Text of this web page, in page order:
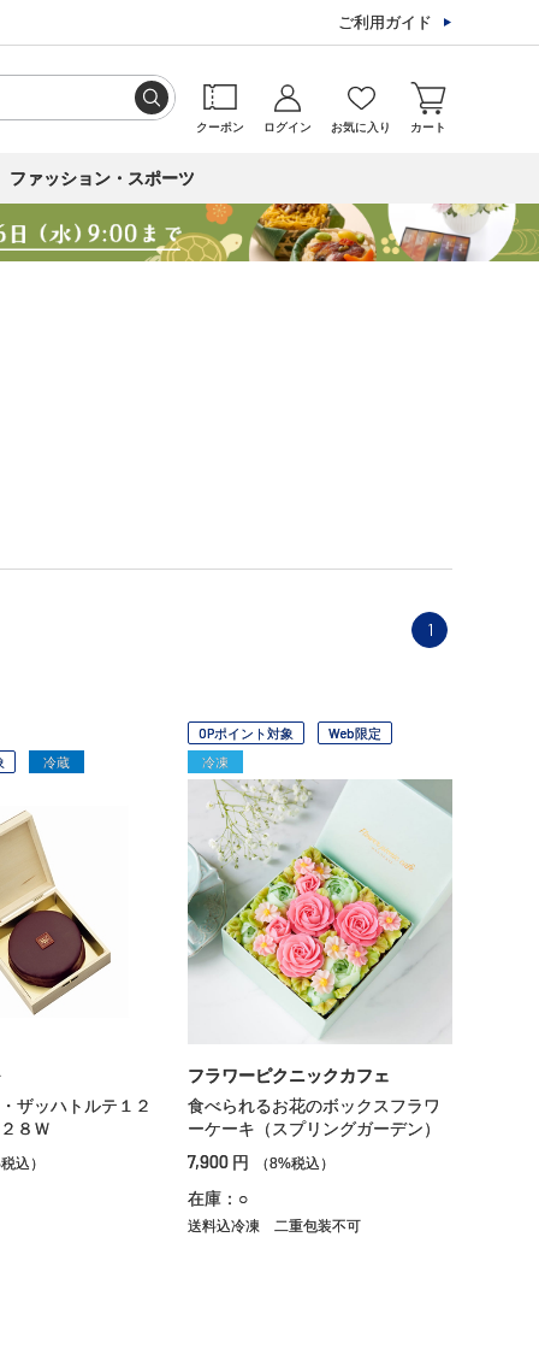
ご利用ガイド
クーポン ログイン お気に入り カート
ファッション・スポーツ
1
冷蔵
ザッハトルテ１２
８Ｗ
込）
OPポイント対象
Web限定
冷凍
フラワーピクニックカフェ
食べられるお花のボックスフラワ
ーケーキ（スプリングガーデン）
7,900 円 （8%税込）
在庫：○
送料込冷凍 二重包装不可